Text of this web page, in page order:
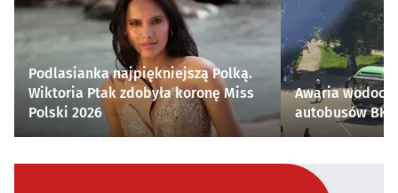
Podlasianka najpiękniejszą Polką.
Wiktoria Ptak zdobyła koronę Miss
Polski 2026
Awaria
autobusów